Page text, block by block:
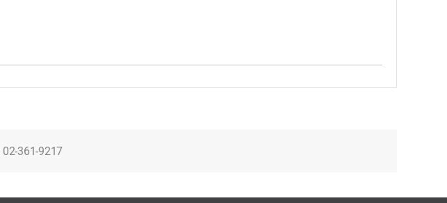
02-361-9217